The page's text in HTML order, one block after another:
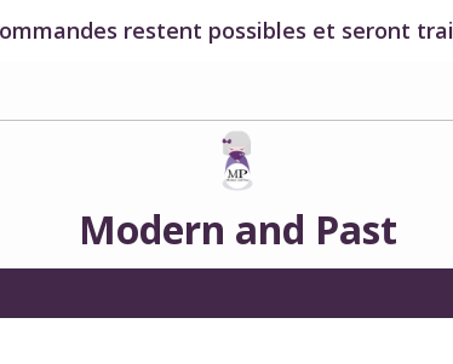
restent possibles et seront
Modern and Past